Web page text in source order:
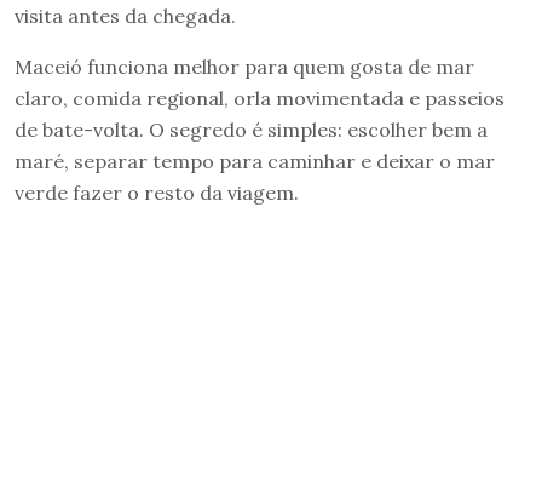
visita antes da chegada.
Maceió funciona melhor para quem gosta de mar
claro, comida regional, orla movimentada e passeios
de bate-volta. O segredo é simples: escolher bem a
maré, separar tempo para caminhar e deixar o mar
verde fazer o resto da viagem.